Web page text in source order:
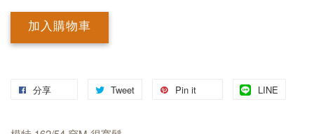
加入購物車
分享 Tweet Pin it LINE